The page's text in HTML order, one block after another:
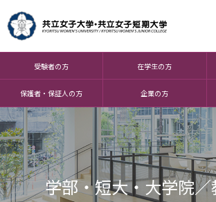
受験者の方 在学生の方
保護者・保証人の方 企業の方
学部・短大・大学院